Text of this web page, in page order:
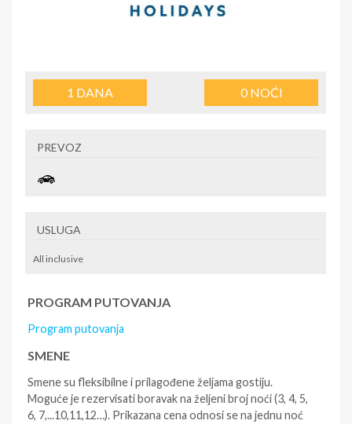
1 DANA 0NOĆI
PREVOZ
USLUGA
All inclusive
PROGRAM PUTOVANJA
Program putovanja
SMENE
Smene su fleksibilne i prilagođene željama gostiju.
Moguće je rezervisati boravak na željeni broj noći (3, 4, 5,
6, 7,...10,11,12…). Prikazana cena odnosi se na jednu noć